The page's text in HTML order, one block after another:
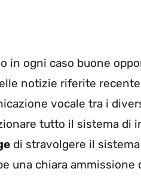
in ogni caso buone
notizie riferite
vocale tra i
tutto il sistema di
di stravolgere il
una chiara ammissione